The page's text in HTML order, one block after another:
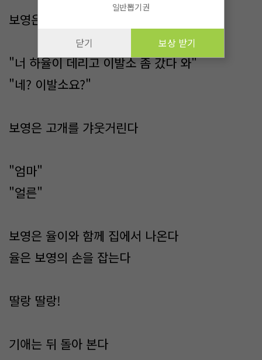
보영은 혜영을 본다
"너 하율이 데리고 이발소 좀 갔다 와"
"네? 이발소요?"
보영은 고개를 갸웃거린다
"엄마"
"얼른"
보영은 율이와 함께 집에서 나온다
율은 보영의 손을 잡는다
딸랑 딸랑!
기애는 뒤 돌아 본다
일반뽑기권
닫기 보상 받기